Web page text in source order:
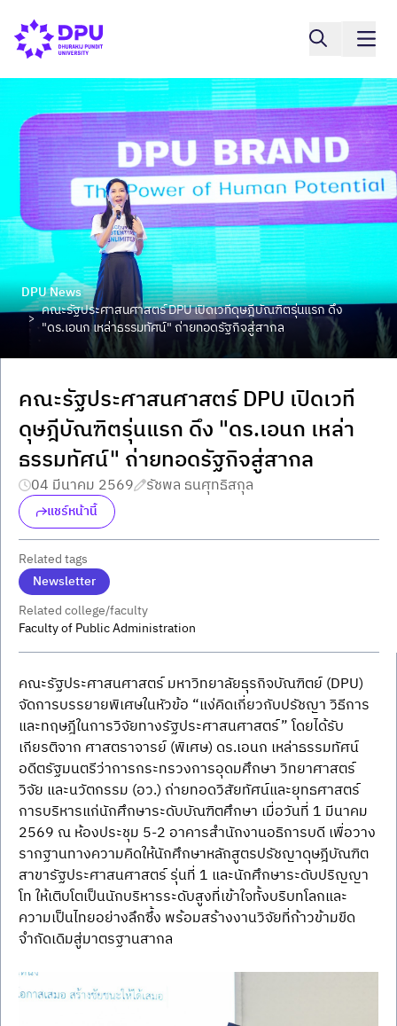
DPU News
> คณะรัฐประศาสนศาสตร์ DPU เปิดเวทีดุษฎีบัณฑิตรุ่นแรก ดึง
"ดร.เอนก เหล่าธรรมทัศน์" ถ่ายทอดรัฐกิจสู่สากล
คณะรัฐประศาสนศาสตร์ DPU เปิดเวที
ดุษฎีบัณฑิตรุ่นแรก ดึง "ดร.เอนก เหล่า
ธรรมทัศน์" ถ่ายทอดรัฐกิจสู่สากล
04 มีนาคม 2569 รัชพล ธนศุทธิสกุล
แชร์หน้านี้
Related tags
Newsletter
Related college/faculty
Faculty of Public Administration
คณะรัฐประศาสนศาสตร์ มหาวิทยาลัยธุรกิจบัณฑิตย์ (DPU)
จัดการบรรยายพิเศษในหัวข้อ “แง่คิดเกี่ยวกับปรัชญา วิธีการ
และทฤษฎีในการวิจัยทางรัฐประศาสนศาสตร์” โดยได้รับ
เกียรติจาก ศาสตราจารย์ (พิเศษ) ดร.เอนก เหล่าธรรมทัศน์
อดีตรัฐมนตรีว่าการกระทรวงการอุดมศึกษา วิทยาศาสตร์
วิจัย และนวัตกรรม (อว.) ถ่ายทอดวิสัยทัศน์และยุทธศาสตร์
การบริหารแก่นักศึกษาระดับบัณฑิตศึกษา เมื่อวันที่ 1 มีนาคม
2569 ณ ห้องประชุม 5-2 อาคารสำนักงานอธิการบดี เพื่อวาง
รากฐานทางความคิดให้นักศึกษาหลักสูตรปรัชญาดุษฎีบัณฑิต
สาขารัฐประศาสนศาสตร์ รุ่นที่ 1 และนักศึกษาระดับปริญญา
โท ให้เติบโตเป็นนักบริหารระดับสูงที่เข้าใจทั้งบริบทโลกและ
ความเป็นไทยอย่างลึกซึ้ง พร้อมสร้างงานวิจัยที่ก้าวข้ามขีด
จำกัดเดิมสู่มาตรฐานสากล